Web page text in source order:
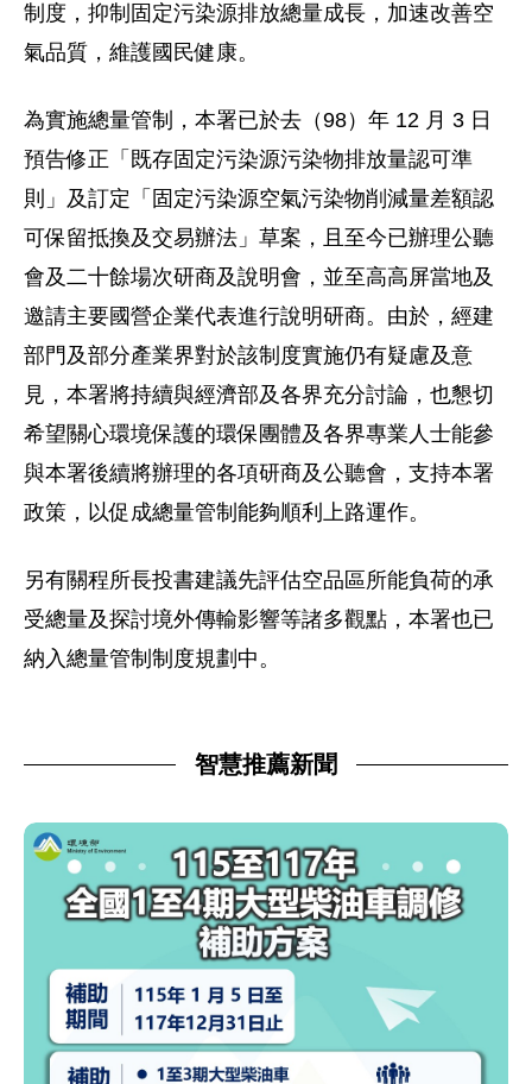
制度，抑制固定污染源排放總量成長，加速改善空
氣品質，維護國民健康。
為實施總量管制，本署已於去（98）年 12 月 3 日
預告修正「既存固定污染源污染物排放量認可準
則」及訂定「固定污染源空氣污染物削減量差額認
可保留抵換及交易辦法」草案，且至今已辦理公聽
會及二十餘場次研商及說明會，並至高高屏當地及
邀請主要國營企業代表進行說明研商。由於，經建
部門及部分產業界對於該制度實施仍有疑慮及意
見，本署將持續與經濟部及各界充分討論，也懇切
希望關心環境保護的環保團體及各界專業人士能參
與本署後續將辦理的各項研商及公聽會，支持本署
政策，以促成總量管制能夠順利上路運作。
另有關程所長投書建議先評估空品區所能負荷的承
受總量及探討境外傳輸影響等諸多觀點，本署也已
納入總量管制制度規劃中。
智慧推薦新聞